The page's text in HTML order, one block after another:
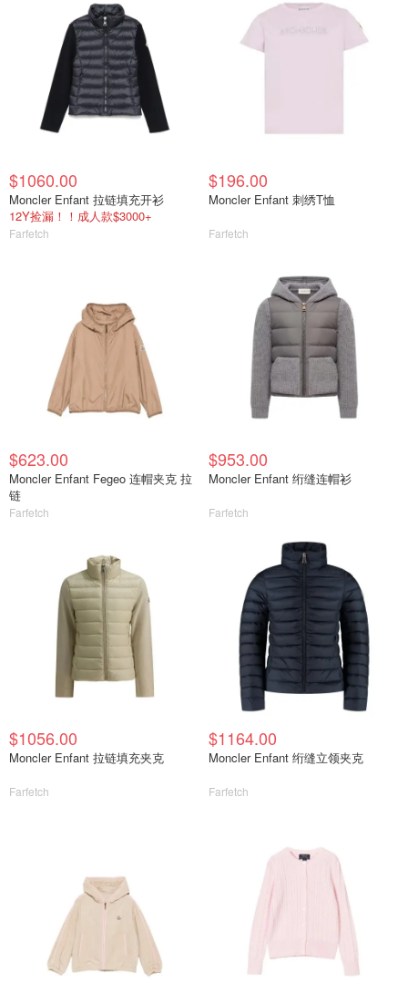
$1060.00
Moncler Enfant 拉链填充开衫
12Y捡漏！！成人款$3000+
Farfetch
$196.00
Moncler Enfant 刺绣T恤
Farfetch
$623.00
Moncler Enfant Fegeo 连帽夹克 拉
链
Farfetch
$953.00
Moncler Enfant 绗缝连帽衫
Farfetch
$1056.00
Moncler Enfant 拉链填充夹克
Farfetch
$1164.00
Moncler Enfant 绗缝立领夹克
Farfetch